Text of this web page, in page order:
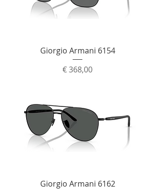
Giorgio Armani 6154
Prijs
€ 368,00
Giorgio Armani 6162